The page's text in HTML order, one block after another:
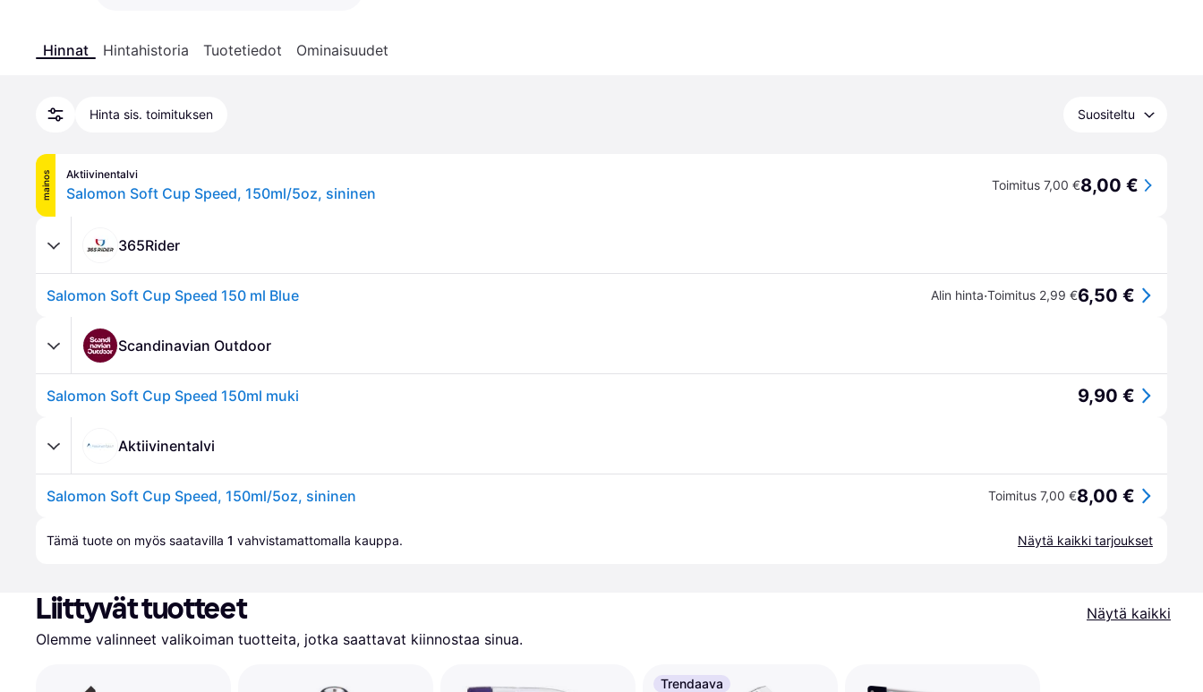
Hinnat Hintahistoria Tuotetiedot Ominaisuudet
Hinta sis. toimituksen Suositeltu
mainos Aktiivinentalvi
Salomon Soft Cup Speed, 150ml/5oz, sininen Toimitus 7,00 €8,00 €
365Rider
Salomon Soft Cup Speed 150 ml Blue Alin hinta·Toimitus 2,99 €6,50 €
Scandinavian Outdoor
Salomon Soft Cup Speed 150ml muki 9,90 €
Aktiivinentalvi
Salomon Soft Cup Speed, 150ml/5oz, sininen Toimitus 7,00 €8,00 €
Tämä tuote on myös saatavilla 1 vahvistamattomalla kauppa. Näytä kaikki tarjoukset
Liittyvät tuotteet
Näytä kaikki
Olemme valinneet valikoiman tuotteita, jotka saattavat kiinnostaa sinua.
Trendaava